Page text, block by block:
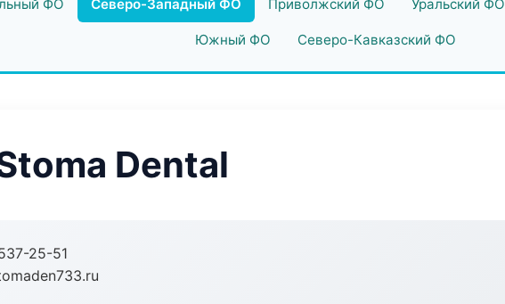
ФО Северо-Западный ФО Приволжский ФО Уральский ФО
Южный ФО Северо-Кавказский ФО
Dental
25-51